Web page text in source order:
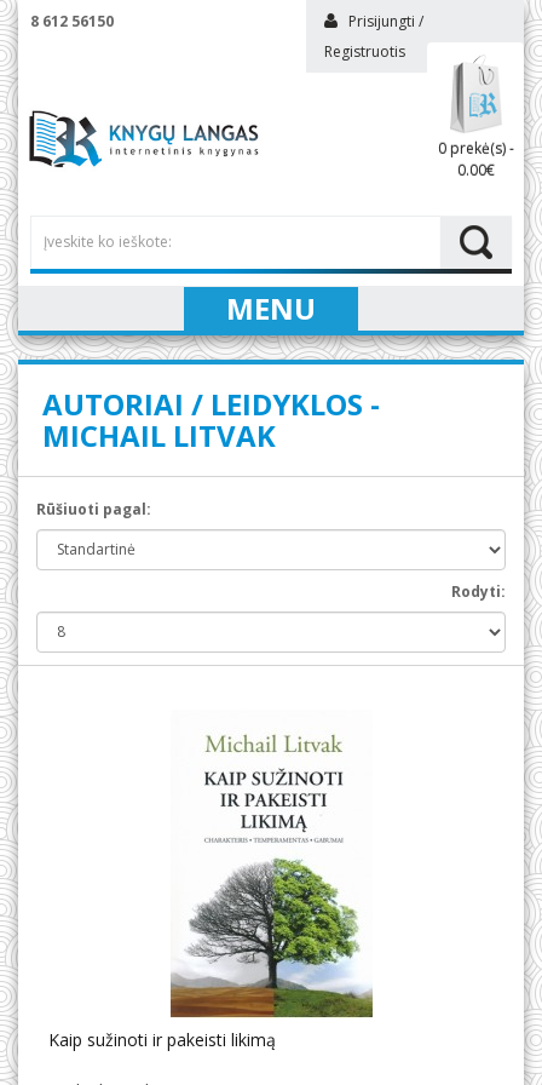
8 612 56150 Prisijungti /
Registruotis
0 prekė(s) -
0.00€
MENU
AUTORIAI / LEIDYKLOS -
MICHAIL LITVAK
Rūšiuoti pagal:
Rodyti:
Kaip sužinoti ir pakeisti likimą